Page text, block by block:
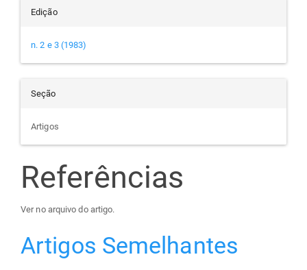
Edição
n. 2 e 3 (1983)
Seção
Artigos
Referências
Ver no arquivo do artigo.
Artigos Semelhantes